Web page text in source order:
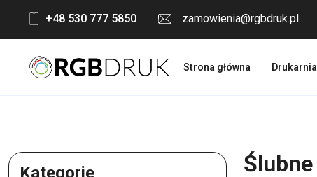
content
+48 530 777 5850 zamowienia@rgbdruk.pl
Strona główna Drukarnia
Kategorie Ślubne